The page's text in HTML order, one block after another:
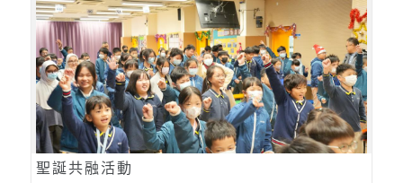
聖誕共融活動